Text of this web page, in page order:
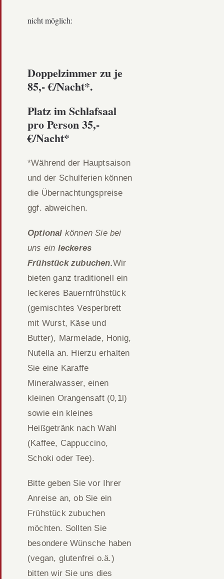
nicht möglich:
Doppelzimmer zu je
85,- €/Nacht*.
Platz im Schlafsaal
pro Person 35,-
€/Nacht*
*Während der Hauptsaison
und der Schulferien können
die Übernachtungspreise
ggf. abweichen.
Optional können Sie bei
uns ein leckeres
Frühstück zubuchen.Wir
bieten ganz traditionell ein
leckeres Bauernfrühstück
(gemischtes Vesperbrett
mit Wurst, Käse und
Butter), Marmelade, Honig,
Nutella an. Hierzu erhalten
Sie eine Karaffe
Mineralwasser, einen
kleinen Orangensaft (0,1l)
sowie ein kleines
Heißgetränk nach Wahl
(Kaffee, Cappuccino,
Schoki oder Tee).
Bitte geben Sie vor Ihrer
Anreise an, ob Sie ein
Frühstück zubuchen
möchten. Sollten Sie
besondere Wünsche haben
(vegan, glutenfrei o.ä.)
bitten wir Sie uns dies